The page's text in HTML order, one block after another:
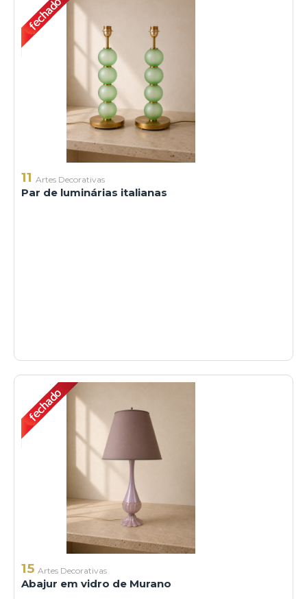
11 Artes Decorativas
Par de luminárias italianas
15 Artes Decorativas
Abajur em vidro de Murano